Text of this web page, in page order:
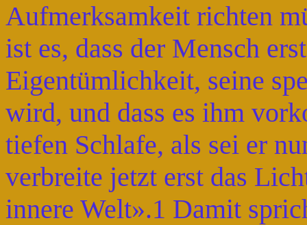
Aufmerksamkeit richten
ist es, dass der Mensch
Eigentümlichkeit, seine
wird, und dass es ihm
tiefen Schlafe, als sei er
verbreite jetzt erst das
innere Welt».1 Damit